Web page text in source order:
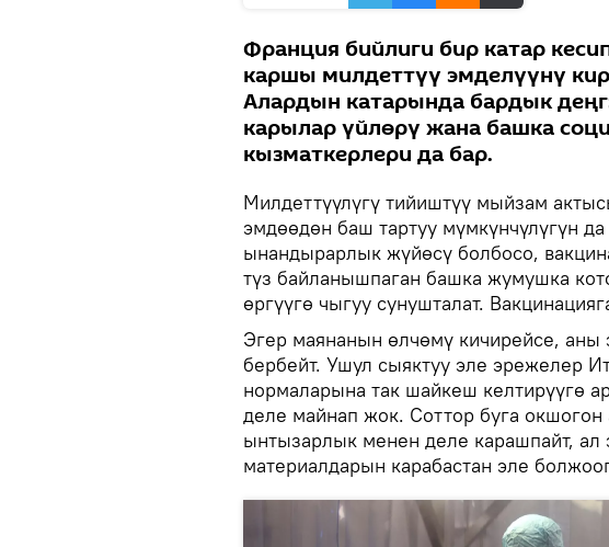
Франция бийлиги бир катар
каршы милдеттүү эмделүүнү
Алардын катарында бардык
карылар үйлөрү жана башка
кызматкерлери да бар.
Милдеттүүлүгү тийиштүү мыйзам
эмдөөдөн баш тартуу мүмкүнчүлүгүн
ынандырарлык жүйөсү болбосо,
түз байланышпаган башка жумушка
өргүүгө чыгуу сунушталат.
Эгер маянанын өлчөмү кичирейсе, аны
бербейт. Ушул сыяктуу эле эрежелер
нормаларына так шайкеш келтирүүгө
деле майнап жок. Соттор буга
ынтызарлык менен деле карашпайт,
материалдарын карабастан эле